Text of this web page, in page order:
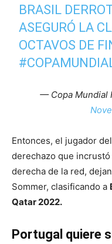
BRASIL
ASEGURÓ LA
OCTAVOS DE
— Copa Mundial
Entonces, el jugador del
derechazo que
derecha de la red,
Sommer, clasificando a
Qatar 2022.
Portugal quiere